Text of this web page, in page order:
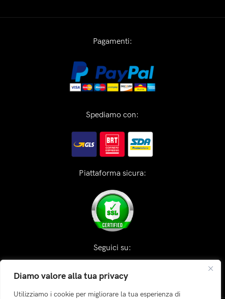
Diamo valore alla tua privacy
Utilizziamo i cookie per migliorare la tua esperienza di
Pagamenti:
Spediamo con:
Piattaforma sicura:
Seguici su: